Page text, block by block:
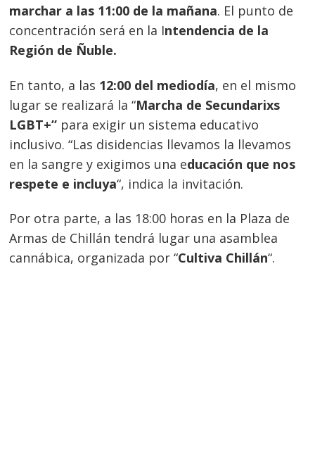
marchar a las 11:00 de la mañana. El punto de
concentración será en la Intendencia de la
Región de Ñuble.
En tanto, a las 12:00 del mediodía, en el mismo
lugar se realizará la “Marcha de Secundarixs
LGBT+” para exigir un sistema educativo
inclusivo. “Las disidencias llevamos la llevamos
en la sangre y exigimos una educación que nos
respete e incluya“, indica la invitación.
Por otra parte, a las 18:00 horas en la Plaza de
Armas de Chillán tendrá lugar una asamblea
cannábica, organizada por “Cultiva Chillán“.